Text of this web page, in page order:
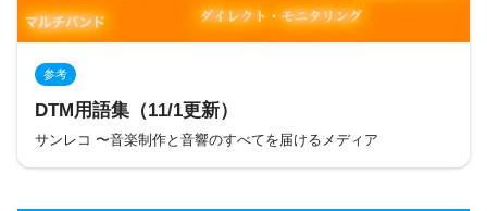
参考
DTM用語集（11/1更新）
サンレコ 〜音楽制作と音響のすべてを届けるメディア